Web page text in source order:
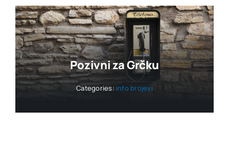
Pozivni za Grčku
Categories: Info brojevi